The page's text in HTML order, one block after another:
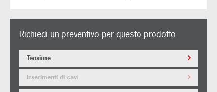
Richiedi un preventivo per questo prodotto
Tensione
Inserimenti di cavi